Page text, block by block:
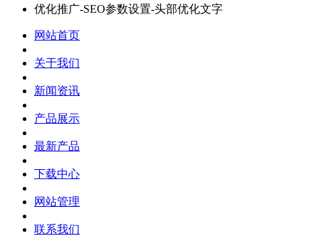
优化推广-SEO参数设置-头部优化文字
网站首页
关于我们
新闻资讯
产品展示
最新产品
下载中心
网站管理
联系我们